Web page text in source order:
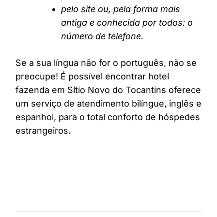
pelo site ou, pela forma mais
antiga e conhecida por todos: o
número de telefone.
Se a sua língua não for o português, não se
preocupe! É possível encontrar hotel
fazenda em Sítio Novo do Tocantins oferece
um serviço de atendimento bilíngue, inglês e
espanhol, para o total conforto de hóspedes
estrangeiros.